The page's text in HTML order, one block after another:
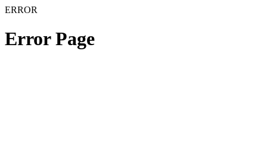
ERROR
Error Page